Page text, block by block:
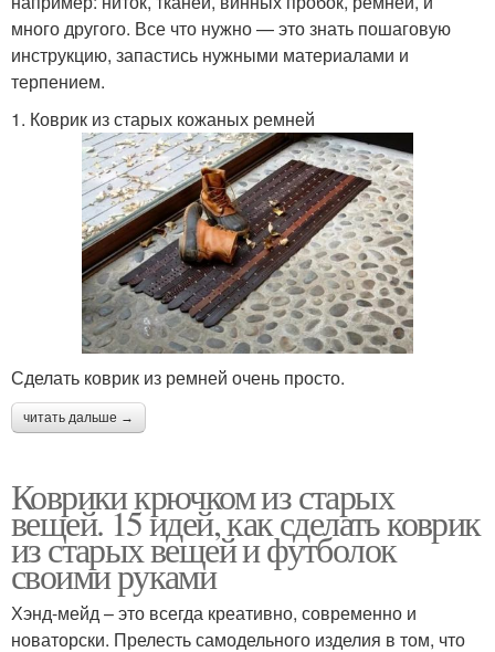
много другого. Все что нужно — это знать пошаговую
инструкцию, запастись нужными материалами и
терпением.
1. Коврик из старых кожаных ремней
Сделать коврик из ремней очень просто.
читать дальше →
Коврики крючком из старых
вещей. 15 идей, как сделать коврик
из старых вещей и футболок
своими руками
Хэнд-мейд – это всегда креативно, современно и
новаторски. Прелесть самодельного изделия в том, что